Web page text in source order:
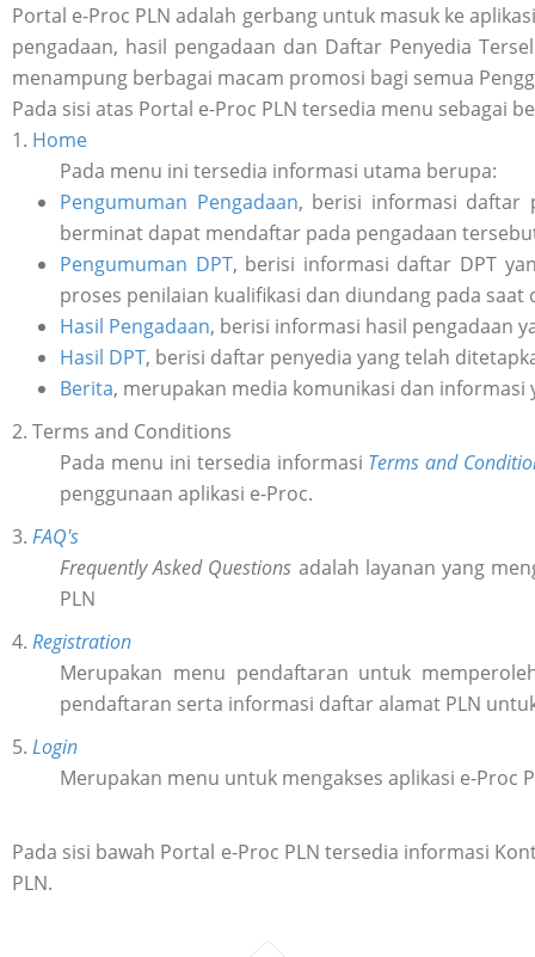
Portal e-Proc PLN adalah gerbang untuk masuk ke
pengadaan, hasil pengadaan dan Daftar Penyedia
menampung berbagai macam promosi bagi semua
Pada sisi atas Portal e-Proc PLN tersedia menu sebagai
1. Home
Pada menu ini tersedia informasi utama berupa:
Pengumuman Pengadaan, berisi informasi daftar
berminat dapat mendaftar pada pengadaan
Pengumuman DPT, berisi informasi daftar DPT
proses penilaian kualifikasi dan diundang pada
Hasil Pengadaan, berisi informasi hasil pengadaan
Hasil DPT, berisi daftar penyedia yang telah
Berita, merupakan media komunikasi dan
2. Terms and Conditions
Pada menu ini tersedia informasi Terms and
penggunaan aplikasi e-Proc.
3. FAQ's
Frequently Asked Questions adalah layanan yang
PLN
4. Registration
Merupakan menu pendaftaran untuk
pendaftaran serta informasi daftar alamat PLN
5. Login
Merupakan menu untuk mengakses aplikasi e-
Pada sisi bawah Portal e-Proc PLN tersedia informasi
PLN.